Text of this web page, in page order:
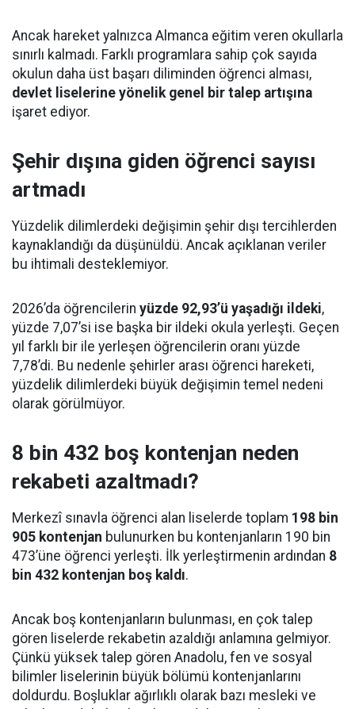
Ancak hareket yalnızca Almanca eğitim veren okullarla
sınırlı kalmadı. Farklı programlara sahip çok sayıda
okulun daha üst başarı diliminden öğrenci alması,
devlet liselerine yönelik genel bir talep artışına
işaret ediyor.
Şehir dışına giden öğrenci sayısı
artmadı
Yüzdelik dilimlerdeki değişimin şehir dışı tercihlerden
kaynaklandığı da düşünüldü. Ancak açıklanan veriler
bu ihtimali desteklemiyor.
2026’da öğrencilerin yüzde 92,93’ü yaşadığı ildeki,
yüzde 7,07’si ise başka bir ildeki okula yerleşti. Geçen
yıl farklı bir ile yerleşen öğrencilerin oranı yüzde
7,78’di. Bu nedenle şehirler arası öğrenci hareketi,
yüzdelik dilimlerdeki büyük değişimin temel nedeni
olarak görülmüyor.
8 bin 432 boş kontenjan neden
rekabeti azaltmadı?
Merkezî sınavla öğrenci alan liselerde toplam 198 bin
905 kontenjan bulunurken bu kontenjanların 190 bin
473’üne öğrenci yerleşti. İlk yerleştirmenin ardından 8
bin 432 kontenjan boş kaldı.
Ancak boş kontenjanların bulunması, en çok talep
gören liselerde rekabetin azaldığı anlamına gelmiyor.
Çünkü yüksek talep gören Anadolu, fen ve sosyal
bilimler liselerinin büyük bölümü kontenjanlarını
doldurdu. Boşluklar ağırlıklı olarak bazı mesleki ve